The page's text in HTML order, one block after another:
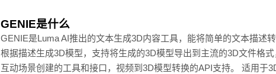
GENIE是什么
GENIE是Luma AI推出的文本生成3D内容工具，能将简单的文本描述
根据描述生成3D模型，支持将生成的3D模型导出到主流的3D文件格
互动场景创建的工具和接口，视频到3D模型转换的API支持。 适用